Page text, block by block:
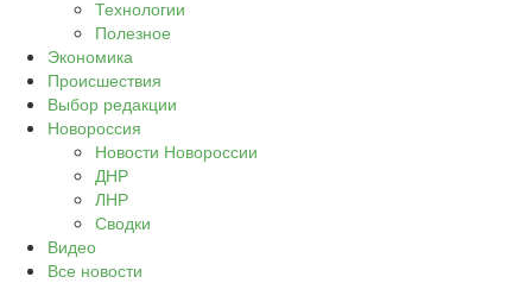
Технологии
Полезное
Экономика
Происшествия
Выбор редакции
Новороссия
Новости Новороссии
ДНР
ЛНР
Сводки
Видео
Все новости